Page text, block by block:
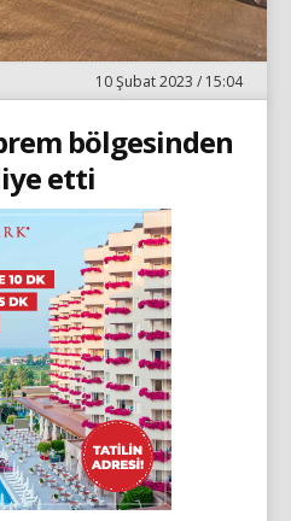
10 Şubat 2023 / 15:04
bölgesinden
etti